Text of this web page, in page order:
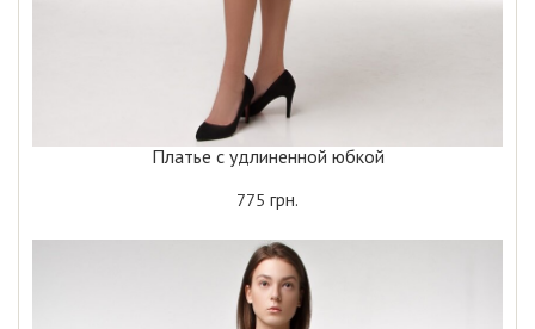
Платье с удлиненной юбкой
775 грн.